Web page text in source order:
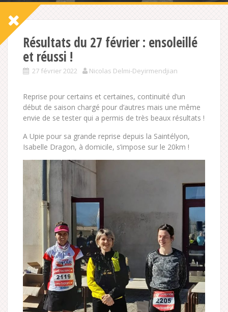
Résultats du 27 février : ensoleillé
et réussi !
27 février 2022 Nicolas Delmi-Deyirmendjian
Reprise pour certains et certaines, continuité d’un
début de saison chargé pour d’autres mais une même
envie de se tester qui a permis de très beaux résultats !
A Upie pour sa grande reprise depuis la Saintélyon,
Isabelle Dragon, à domicile, s’impose sur le 20km !